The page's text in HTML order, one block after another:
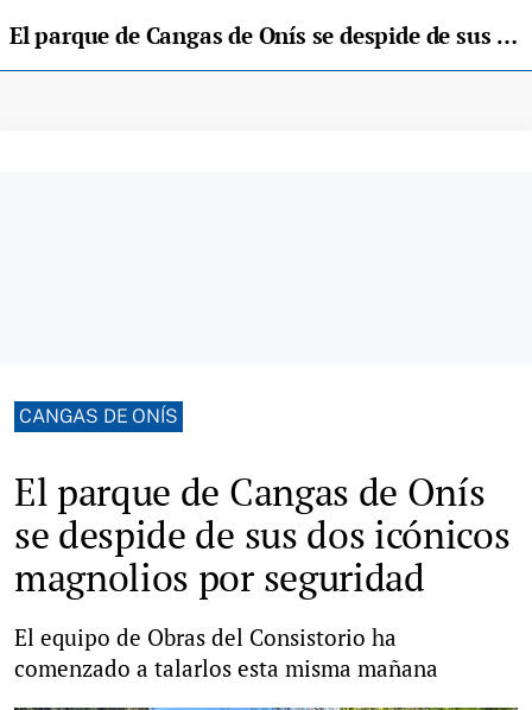
El parque de Cangas de Onís se despide de sus dos icónicos magnolios por seguridad
CANGAS DE ONÍS
El parque de Cangas de Onís
se despide de sus dos icónicos
magnolios por seguridad
El equipo de Obras del Consistorio ha
comenzado a talarlos esta misma mañana